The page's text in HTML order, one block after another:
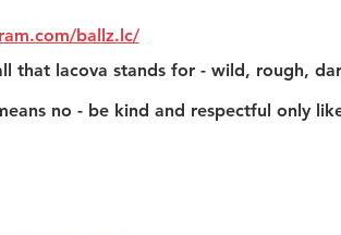
ballz.lc/
that lacova stands for - wild, rough,
no - be kind and respectful only